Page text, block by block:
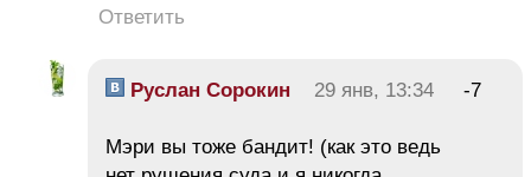
Ответить
Руслан Сорокин 29 янв, 13:34 -7
Мэри вы тоже бандит! (как это ведь